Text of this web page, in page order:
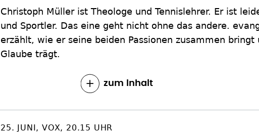
Christoph Müller ist Theologe und Tennislehrer. Er ist
und Sportler. Das eine geht nicht ohne das andere.
erzählt, wie er seine beiden Passionen zusammen bringt
Glaube trägt.
zum Inhalt
25. JUNI, VOX, 20.15 UHR